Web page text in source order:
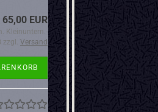
65,00 EUR
Kleinuntern.-
zzgl. Versand